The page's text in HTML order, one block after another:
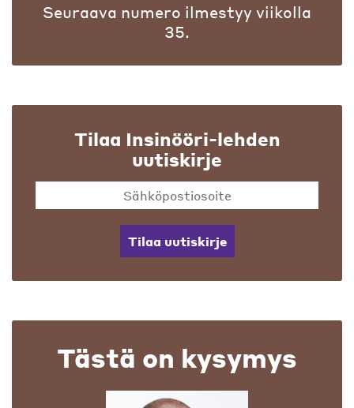
Seuraava numero ilmestyy viikolla
35.
Tilaa Insinööri-lehden
uutiskirje
Tilaa uutiskirje
Tästä on kysymys